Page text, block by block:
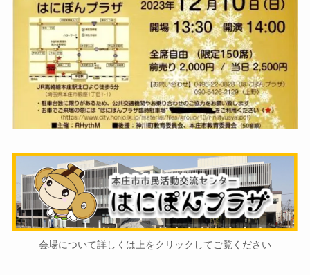
会場について詳しくは上をクリックしてご覧ください